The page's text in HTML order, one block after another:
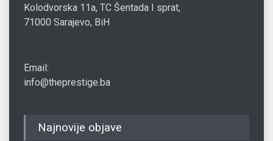
Kolodvorska 11a, TC Šentada I sprat,
71000 Sarajevo, BiH
Email:
info@theprestige.ba
Najnovije objave